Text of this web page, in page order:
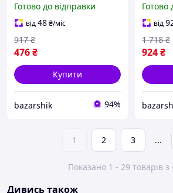
кулінарних завдань,
Красиві кухонні ножі ZK-
43
Готово до відправки
від48₴/міс
476₴
917 ₴
Купити
bazarshik 94%
ножів,
Готово
від
924₴
1 718 ₴
1 2 3 ...
Показано 1 - 29 товарів з
Дивись також